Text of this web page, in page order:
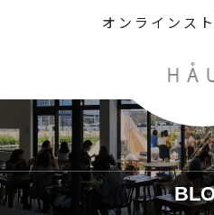
オンラインス